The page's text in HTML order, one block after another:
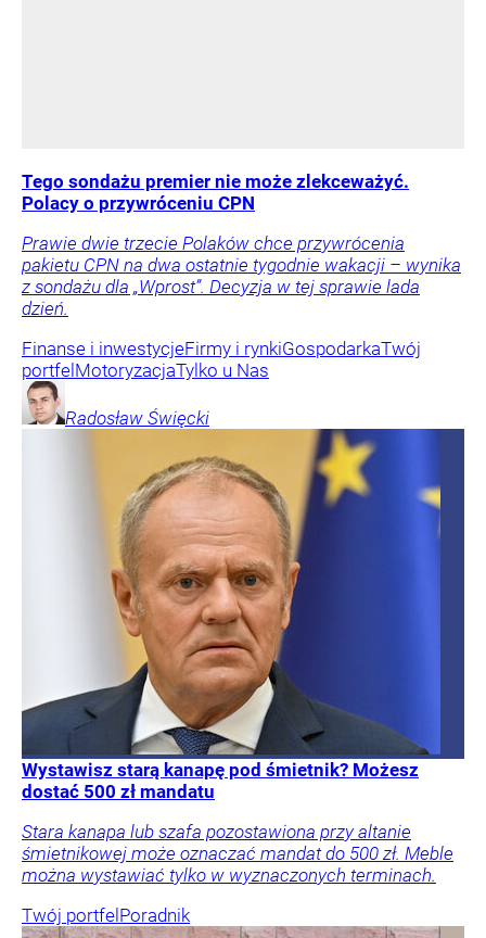
Tego sondażu premier nie może zlekceważyć.
Polacy o przywróceniu CPN
Prawie dwie trzecie Polaków chce przywrócenia
pakietu CPN na dwa ostatnie tygodnie wakacji – wynika
z sondażu dla „Wprost”. Decyzja w tej sprawie lada
dzień.
Finanse i inwestycjeFirmy i rynkiGospodarkaTwój
portfel MotoryzacjaTylko u Nas
Radosław Święcki
Wystawisz starą kanapę pod śmietnik? Możesz
dostać 500 zł mandatu
Stara kanapa lub szafa pozostawiona przy altanie
śmietnikowej może oznaczać mandat do 500 zł. Meble
można wystawiać tylko w wyznaczonych terminach.
Twój portfel Poradnik